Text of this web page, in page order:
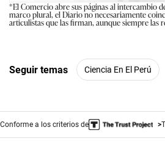
*El Comercio abre sus páginas al intercambio
marco plural, el Diario no necesariamente
articulistas que las firman, aunque siempre las
Seguir temas Ciencia En El Perú
Conforme a los criterios de